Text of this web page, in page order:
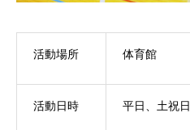
活動場所 体育館
活動日時 平日、土祝日